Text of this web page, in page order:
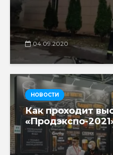
04.09.2020
НОВОСТИ
Как проходит
«Продэкспо-